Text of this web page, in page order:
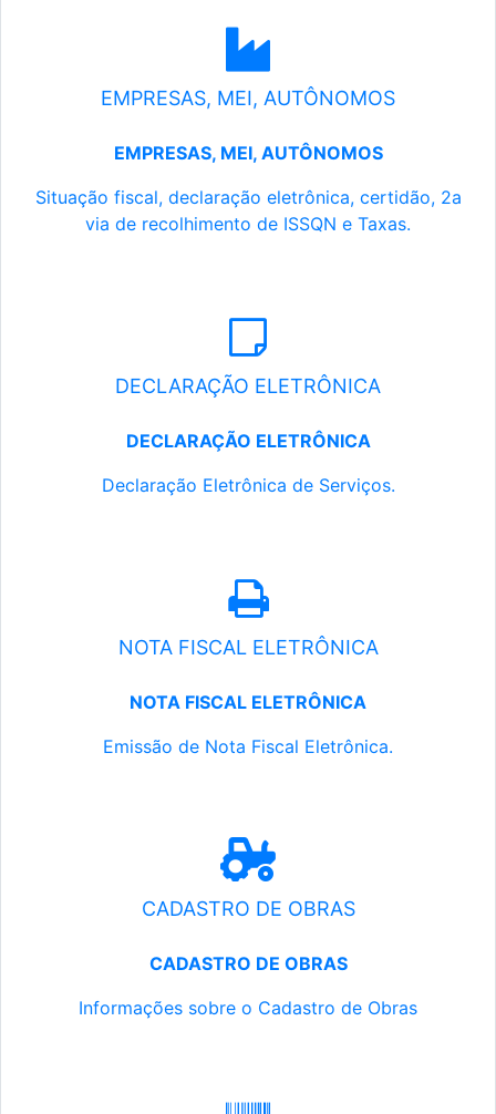
EMPRESAS, MEI, AUTÔNOMOS
EMPRESAS, MEI, AUTÔNOMOS
Situação fiscal, declaração eletrônica, certidão, 2a
via de recolhimento de ISSQN e Taxas.
DECLARAÇÃO ELETRÔNICA
DECLARAÇÃO ELETRÔNICA
Declaração Eletrônica de Serviços.
NOTA FISCAL ELETRÔNICA
NOTA FISCAL ELETRÔNICA
Emissão de Nota Fiscal Eletrônica.
CADASTRO DE OBRAS
CADASTRO DE OBRAS
Informações sobre o Cadastro de Obras